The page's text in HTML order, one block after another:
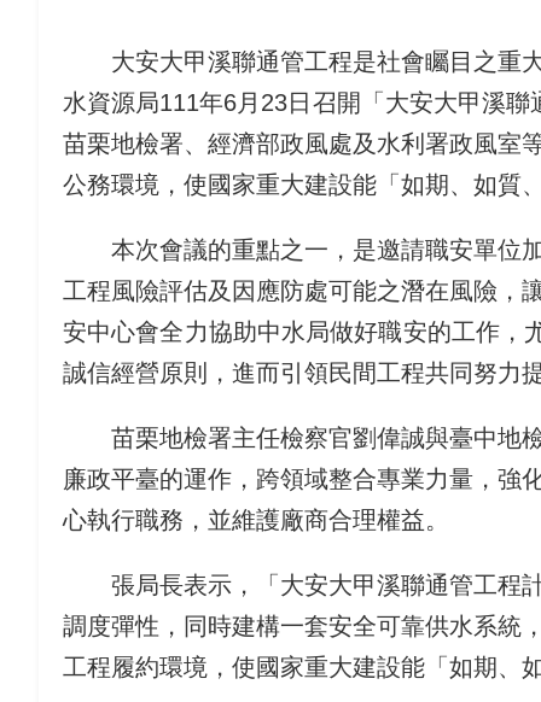
大安大甲溪聯通管工程是社會矚目之重大
水資源局111年6月 23日召開「大安大甲溪
苗栗地檢署、經濟部政風處及水利署政風室
公務環境，使國家重大建設能「如期、如質
本次會議的重點之一，是邀請職安單位加
工程風險評估及因應防處可能之潛在風險，
安中心會全力協助中水局做好職安的工作，
誠信經營原則，進而引領民間工程共同努力
苗栗地檢署主任檢察官劉偉誠與臺中地檢
廉政平臺的運作，跨領域整合專業力量，強
心執行職務，並維護廠商合理權益。
張局長表示，「大安大甲溪聯通管工程計
調度彈性，同時建構一套安全可靠供水系統
工程履約環境，使國家重大建設能「如期、